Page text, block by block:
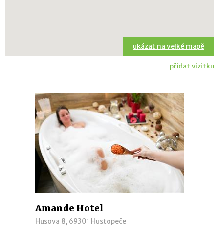
ukázat na velké mapě
přidat vizitku
Amande Hotel
Husova 8, 69301 Hustopeče